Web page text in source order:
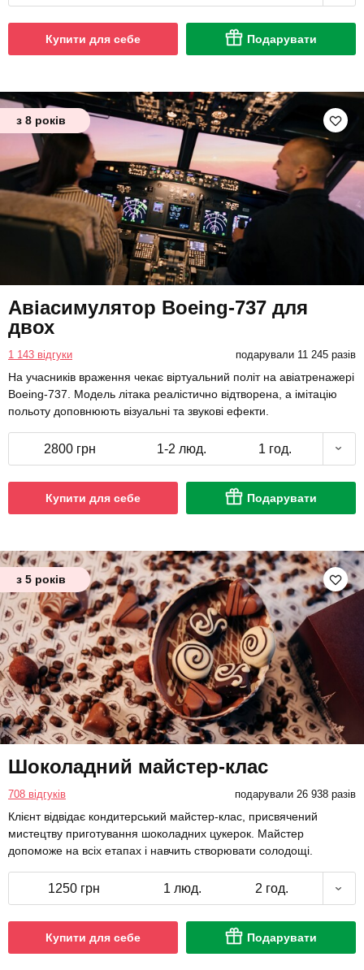
Купити для себе Подарувати
з 8 років
Авіасимулятор Boeing-737 для
двох
1 143 відгуки подарували 11 245 разів
На учасників враження чекає віртуальний політ на авіатренажері
Boeing-737. Модель літака реалістично відтворена, а імітацію
польоту доповнюють візуальні та звукові ефекти.
2800 грн 1-2 люд. 1 год.
Купити для себе Подарувати
з 5 років
Шоколадний майстер-клас
708 відгуків подарували 26 938 разів
Клієнт відвідає кондитерський майстер-клас, присвячений
мистецтву приготування шоколадних цукерок. Майстер
допоможе на всіх етапах і навчить створювати солодощі.
1250 грн 1 люд. 2 год.
Купити для себе Подарувати